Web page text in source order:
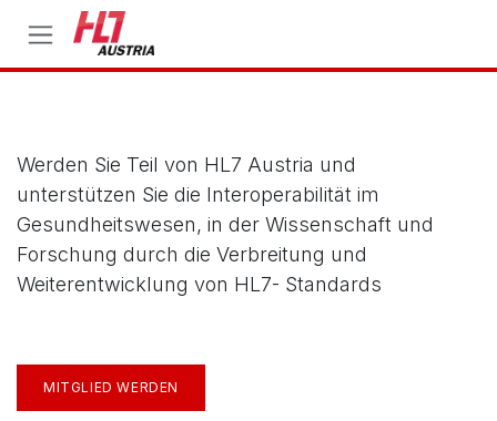
Zum Inhalt springen
Werden Sie Teil von HL7 Austria und
unterstützen Sie die Interoperabilität im
Gesundheitswesen, in der Wissenschaft und
Forschung durch die Verbreitung und
Weiterentwicklung von HL7- Standards
MITGLIED WERDEN